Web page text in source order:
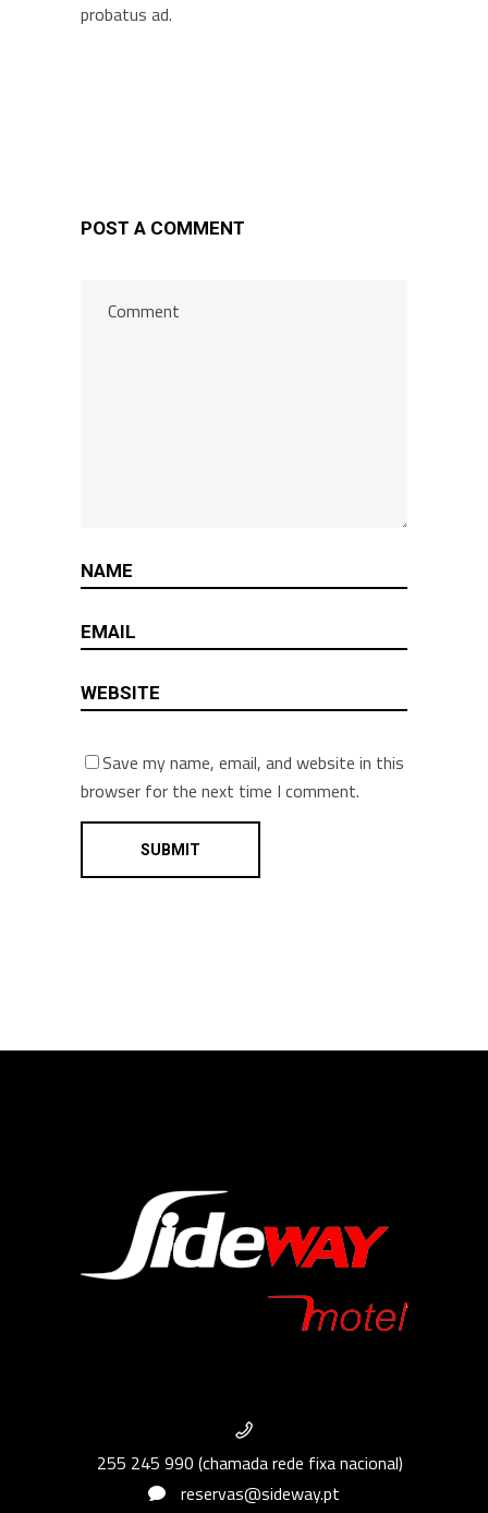
probatus ad.
POST A COMMENT
Save my name, email, and website in this
browser for the next time I comment.
255 245 990 (chamada rede fixa nacional)
reservas@sideway.pt